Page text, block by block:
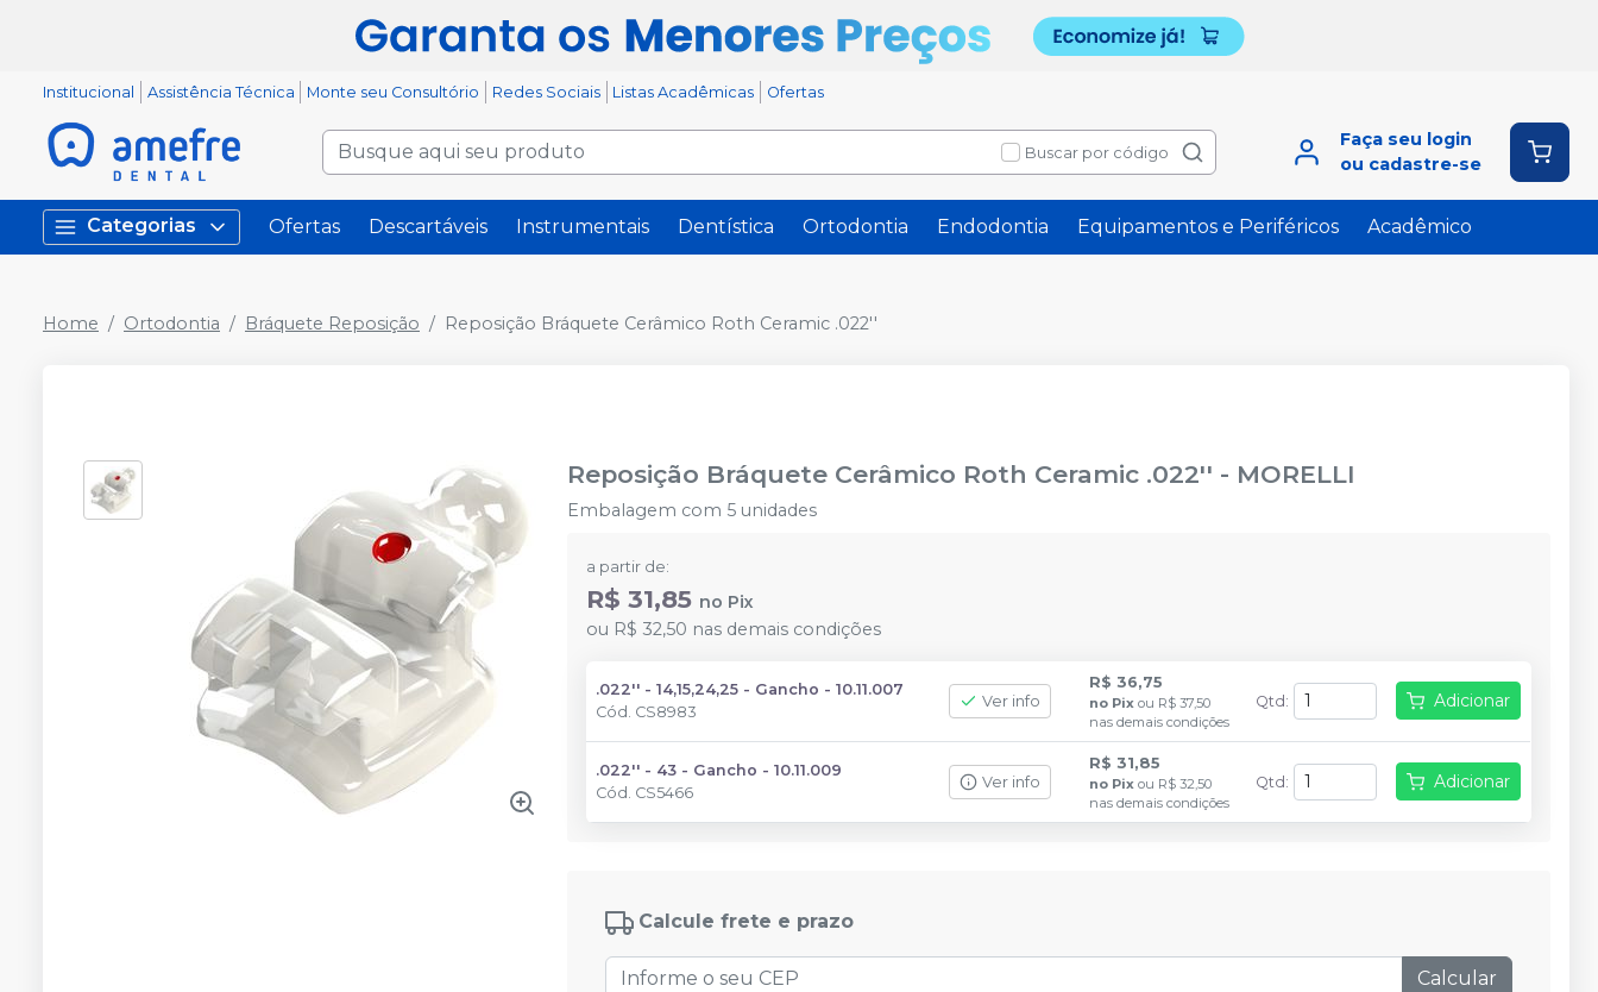
Institucional Assistência Técnica Monte seu Consultório Redes Sociais Listas Acadêmicas Ofertas
Buscar por código
Faça seu login
ou cadastre-se
Categorias Ofertas Descartáveis Instrumentais Dentística Ortodontia Endodontia Equipamentos e Periféricos Acadêmico
Home Ortodontia Bráquete Reposição Reposição Bráquete Cerâmico Roth Ceramic .022''
Reposição Bráquete Cerâmico Roth Ceramic .022'' - MORELLI
Embalagem com 5 unidades
a partir de:
R$ 31,85 no Pix
ou R$ 32,50 nas demais condições
.022'' - 14,15,24,25 - Gancho - 10.11.007
Cód. CS8983
Ver info
R$ 36,75
no Pix ou R$ 37,50
nas demais condições
Qtd : Adicionar
.022'' - 43 - Gancho - 10.11.009
Cód. CS5466
Ver info
R$ 31,85
no Pix ou R$ 32,50
nas demais condições
Qtd : Adicionar
Calcule frete e prazo
Calcular